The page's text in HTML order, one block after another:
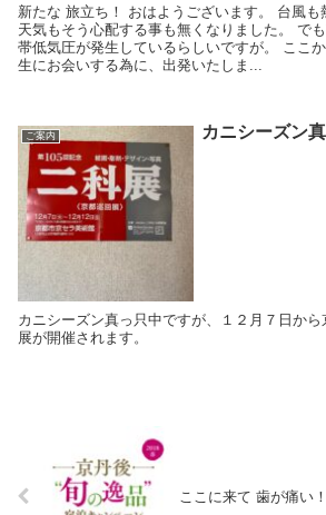
新たな 旅立ち！ おはようございます。 台風も
天気もそう心配する事も無くなりました。 で
帯低気圧が発生しているらしいですが。 ここ
生にお会いする為に、出発いたしま...
ご案内 カニシーズン
カニシーズン真っ只中ですが、１２月７日か
展が開催されます。
ここに来て 歯が痛い！